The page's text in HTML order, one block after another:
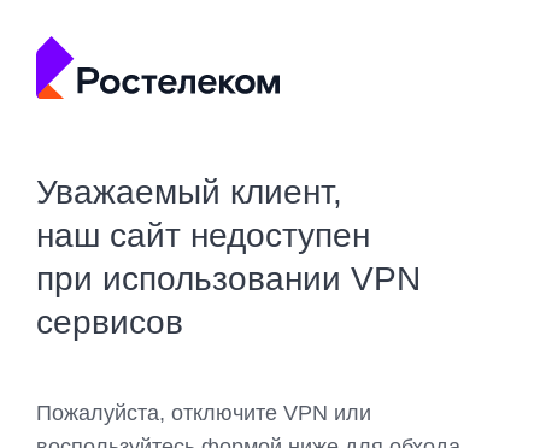
Уважаемый клиент,
наш сайт недоступен
при использовании VPN
сервисов
Пожалуйста, отключите VPN или